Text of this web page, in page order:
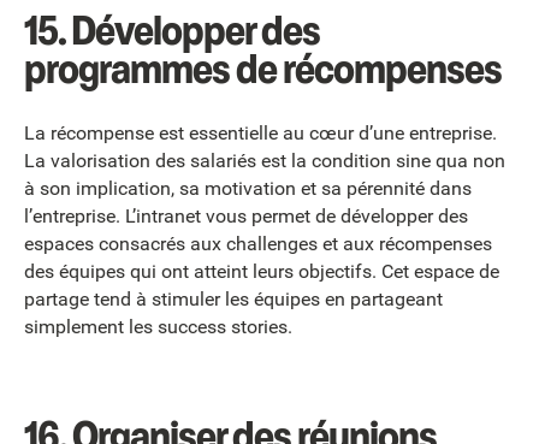
15.Développer des
programmes de récompenses
La récompense est essentielle au cœur d’une entreprise.
La valorisation des salariés est la condition sine qua non
à son implication, sa motivation et sa pérennité dans
l’entreprise. L’intranet vous permet de développer des
espaces consacrés aux challenges et aux récompenses
des équipes qui ont atteint leurs objectifs. Cet espace de
partage tend à stimuler les équipes en partageant
simplement les success stories.